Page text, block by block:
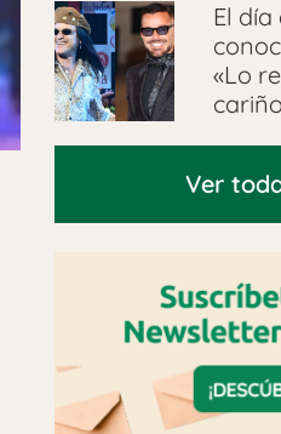
El día
«Lo
Ver